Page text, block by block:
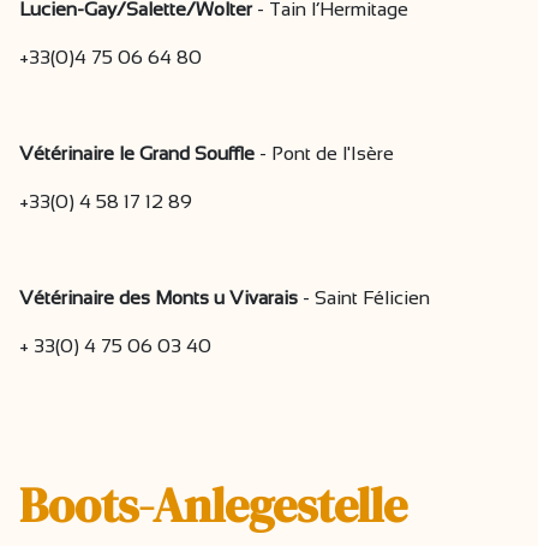
Lucien-Gay/Salette/Wolter- Tain l’Hermitage
+33(0)4 75 06 64 80
Vétérinaire le Grand Souffle - Pont de l'Isère
+33(0) 4 58 17 12 89
Vétérinaire des Monts u Vivarais - Saint Félicien
+ 33(0) 4 75 06 03 40
Boots-Anlegestelle